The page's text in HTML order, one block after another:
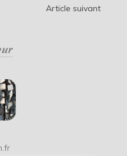
Article suivant